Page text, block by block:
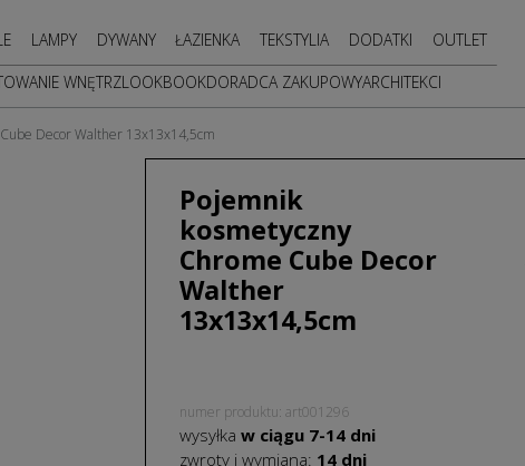
LAMPY DYWANY ŁAZIENKA TEKSTYLIA DODATKI OUTLET
WNĘTRZLOOKBOOKDORADCA ZAKUPOWYARCHITEKCI
Decor Walther 13x13x14,5cm
Pojemnik
kosmetyczny
Chrome Cube Decor
Walther
13x13x14,5cm
numer produktu: art001296
wysyłka w ciągu 7-14dni
zwroty i wymiana: 14 dni